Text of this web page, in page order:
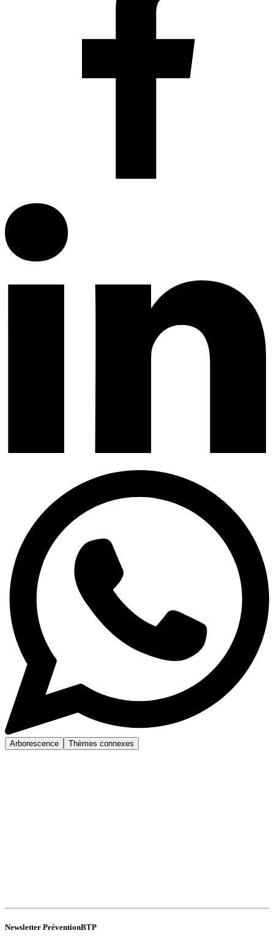
Arborescence Thèmes connexes
Newsletter PréventionBTP